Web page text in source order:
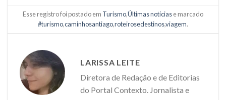
Esse registro foi postado em Turismo,Últimas notíciase marcado
#turismo,caminhosantiago,roteirosedestinos,viagem.
LARISSA LEITE
Diretora de Redação e de Editorias
do Portal Contexto. Jornalista e